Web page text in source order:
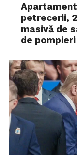
petrecerii,
masivă de
de pompieri